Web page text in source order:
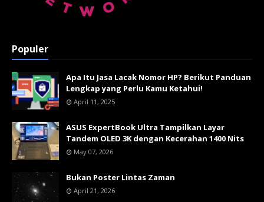
Populer
Apa Itu Jasa Lacak Nomor HP? Berikut Panduan
Lengkap yang Perlu Kamu Ketahui!
April 11, 2025
ASUS ExpertBook Ultra Tampilkan Layar
Tandem OLED 3K dengan Kecerahan 1400 Nits
May 07, 2026
Bukan Poster Lintas Zaman
April 21, 2026